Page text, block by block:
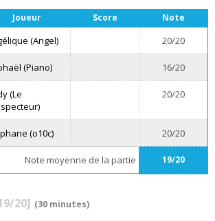
Joueur Score Note
(Angel) 20/20
(Piano) 16/20
(Le
20/20
(o10c) 20/20
Note moyenne de la partie 19/20
20] (30 minutes)